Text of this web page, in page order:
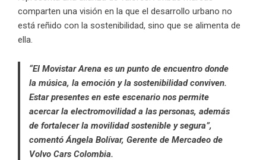
comparten una visión en la que el desarrollo urbano no
está reñido con la sostenibilidad, sino que se alimenta de
ella.
“El Movistar Arena es un punto de encuentro donde
la música, la emoción y la sostenibilidad conviven.
Estar presentes en este escenario nos permite
acercar la electromovilidad a las personas, además
de fortalecer la movilidad sostenible y segura”,
comentó Ángela Bolívar, Gerente de Mercadeo de
Volvo Cars Colombia.